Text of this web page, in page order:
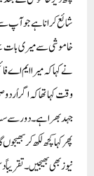
شائع کرانا ہے جو آپ
خاموشی سے میری بات
نے کہا کہ میرا ایم
وقت کہا تھا کہ اگر اُردو
جہد بھرا ہے۔دور سے
پھر کہا کچھ لکھ کر
نیوز بھی بھیجیں